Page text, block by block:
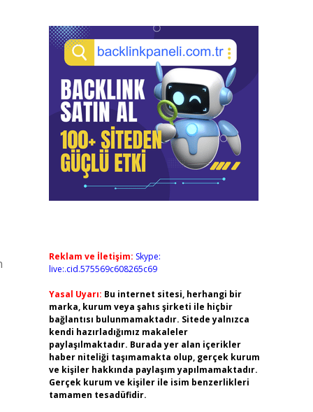
Reklam ve İletişim: Skype:
live:.cid.575569c608265c69
Yasal Uyarı: Bu internet sitesi, herhangi bir
marka, kurum veya şahıs şirketi ile hiçbir
bağlantısı bulunmamaktadır. Sitede yalnızca
kendi hazırladığımız makaleler
paylaşılmaktadır. Burada yer alan içerikler
haber niteliği taşımamakta olup, gerçek kurum
ve kişiler hakkında paylaşım yapılmamaktadır.
Gerçek kurum ve kişiler ile isim benzerlikleri
tamamen tesadüfidir.